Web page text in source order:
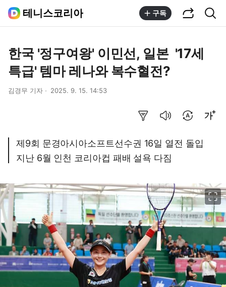
테니스코리아 구독
한국 '정구여왕' 이민선, 일본 '17세
특급' 템마 레나와 복수혈전?
김경무 기자 2025. 9. 15. 14:53
제9회 문경아시아소프트선수권 16일 열전 돌입
지난 6월 인천 코리아컵 패배 설욕 다짐